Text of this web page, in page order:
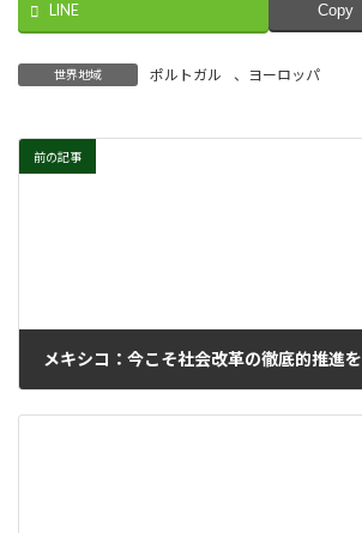
LINE Copy
世界地域 ポルトガル 、 ヨーロッパ
前の記事
メキシコ：今こそ社会改革の徹底的推進を